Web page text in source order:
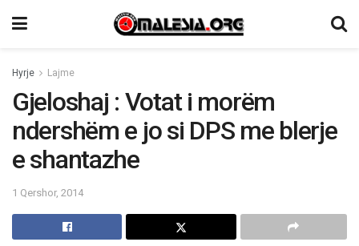
Hyrje Lajme
Gjeloshaj : Votat i morëm
ndershëm e jo si DPS me blerje
e shantazhe
1 Qershor, 2014